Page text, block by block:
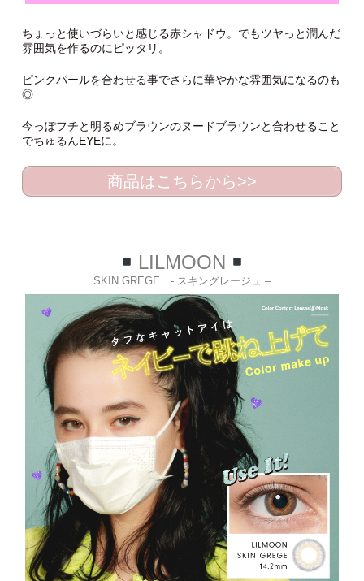
ちょっと使いづらいと感じる赤シャドウ。でもツヤっと潤んだ
雰囲気を作るのにピッタリ。
ピンクパールを合わせる事でさらに華やかな雰囲気になるのも
◎
今っぽフチと明るめブラウンのヌードブラウンと合わせること
でちゅるんEYEに。
商品はこちらから>>
LILMOON
SKIN GREGE - スキングレージュ –